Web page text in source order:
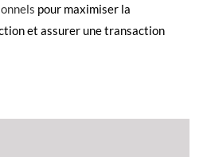
pour maximiser la
et assurer une transaction